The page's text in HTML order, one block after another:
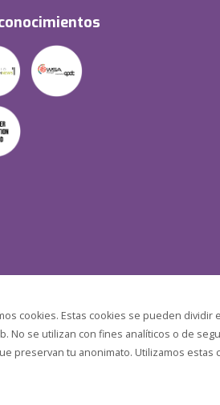
cookies. Estas cookies se pueden dividir
No se utilizan con fines analíticos o de
preservan tu anonimato. Utilizamos